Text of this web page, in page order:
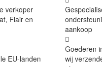
verkoper
Flair en
aankoop
EU-landen
Goederen
wij